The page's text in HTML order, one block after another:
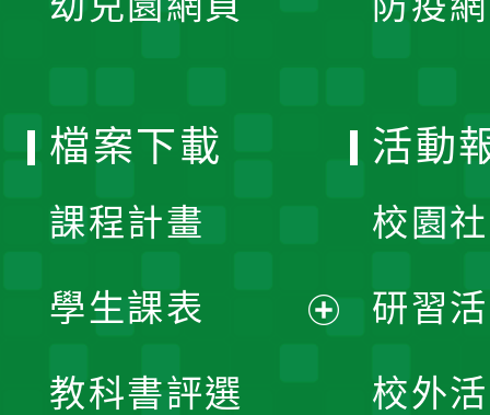
檔案下載
課程計畫
學生課表
教科書評選
活動
校園
研習
校外